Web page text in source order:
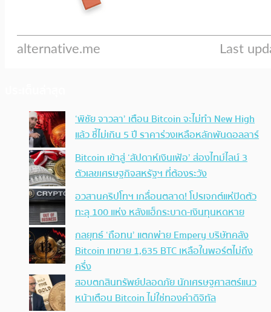
‘พิชัย จาวลา’ เตือน Bitcoin จะไม่ทำ New High
แล้ว ชี้ไม่เกิน 5 ปี ราคาร่วงเหลือหลักพันดอลลาร์
Bitcoin เข้าสู่ ‘สัปดาห์เงินเฟ้อ’ ส่องไทม์ไลน์ 3
ตัวเลขเศรษฐกิจสหรัฐฯ ที่ต้องระวัง
อวสานคริปโทฯ เกลื่อนตลาด! โปรเจกต์แห่ปิดตัว
ทะลุ 100 แห่ง หลังแฮ็กระบาด-เงินทุนหดหาย
กลยุทธ์ ‘ถือทน’ แตกพ่าย Empery บริษัทคลัง
Bitcoin เทขาย 1,635 BTC เหลือในพอร์ตไม่ถึง
ครึ่ง
สอบตกสินทรัพย์ปลอดภัย นักเศรษฐศาสตร์แนว
หน้าเตือน Bitcoin ไม่ใช่ทองคำดิจิทัล